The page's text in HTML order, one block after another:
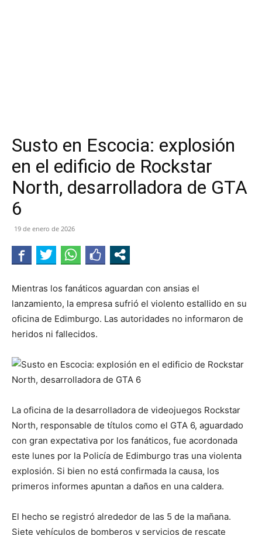
Susto en Escocia: explosión
en el edificio de Rockstar
North, desarrolladora de GTA
6
19 de enero de 2026
Mientras los fanáticos aguardan con ansias el
lanzamiento, la empresa sufrió el violento estallido en su
oficina de Edimburgo. Las autoridades no informaron de
heridos ni fallecidos.
La oficina de la desarrolladora de videojuegos Rockstar
North, responsable de títulos como el GTA 6, aguardado
con gran expectativa por los fanáticos, fue acordonada
este lunes por la Policía de Edimburgo tras una violenta
explosión. Si bien no está confirmada la causa, los
primeros informes apuntan a daños en una caldera.
El hecho se registró alrededor de las 5 de la mañana.
Siete vehículos de bomberos y servicios de rescate